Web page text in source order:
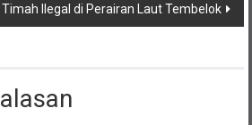
Ilegal di Perairan Laut Tembelok